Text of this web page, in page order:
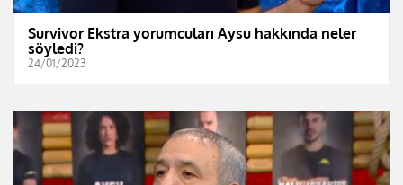
Survivor Ekstra yorumcuları Aysu hakkında neler
söyledi?
24/01/2023